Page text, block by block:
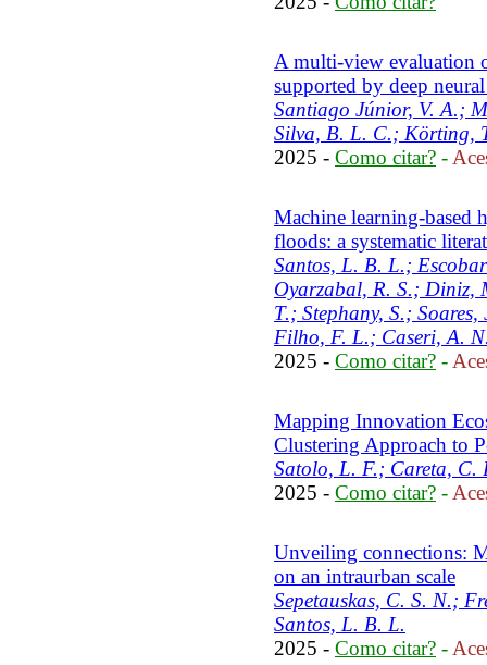
A multi-view evaluation
supported by deep
Santiago Júnior, V. A.;
Silva, B. L. C.; Körting,
2025 - Como citar? -
Machine learning-based
floods: a systematic
Santos, L. B. L.;
Oyarzabal, R. S.; Diniz,
T.; Stephany, S.;
Filho, F. L.; Caseri, A.
2025 - Como citar? -
Mapping Innovation
Clustering Approach to
Satolo, L. F.; Careta, C.
2025 - Como citar? -
Unveiling connections:
on an intraurban scale
Sepetauskas, C. S. N.;
Santos, L. B. L.
2025 - Como citar? -